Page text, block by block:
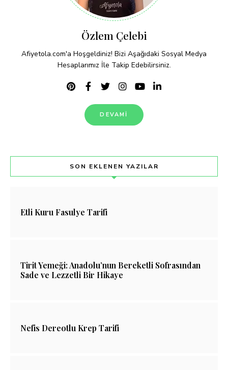
Özlem Çelebi
Afiyetola.com'a Hoşgeldiniz! Bizi Aşağıdaki Sosyal Medya
Hesaplarımız İle Takip Edebilirsiniz.
DEVAMI
SON EKLENEN YAZILAR
Etli Kuru Fasulye Tarifi
Tirit Yemeği: Anadolu’nun Bereketli Sofrasından
Sade ve Lezzetli Bir Hikaye
Nefis Dereotlu Krep Tarifi